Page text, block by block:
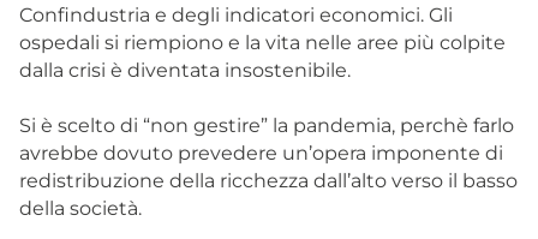
Confindustria e degli indicatori economici. Gli
ospedali si riempiono e la vita nelle aree più colpite
dalla crisi è diventata insostenibile.
Si è scelto di “non gestire” la pandemia, perchè farlo
avrebbe dovuto prevedere un’opera imponente di
redistribuzione della ricchezza dall’alto verso il basso
della società.